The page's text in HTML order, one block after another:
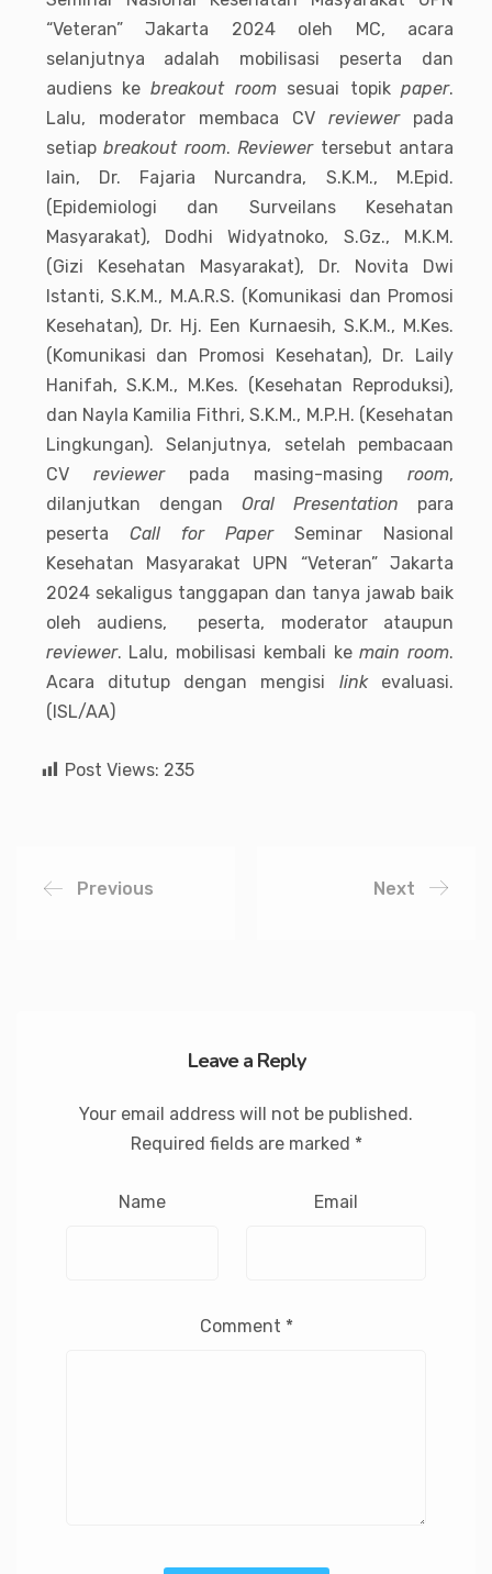
“Veteran” Jakarta 2024 oleh MC, acara
selanjutnya adalah mobilisasi peserta dan
audiens kebreakout room sesuai topik paper.
Lalu, moderator membaca CV reviewer pada
setiapbreakout room.Reviewer tersebut antara
lain, Dr. Fajaria Nurcandra, S.K.M., M.Epid.
(Epidemiologi dan Surveilans Kesehatan
Masyarakat), Dodhi Widyatnoko, S.Gz., M.K.M.
(Gizi Kesehatan Masyarakat), Dr. Novita Dwi
Istanti, S.K.M., M.A.R.S. (Komunikasi dan Promosi
Kesehatan), Dr. Hj. Een Kurnaesih, S.K.M., M.Kes.
(Komunikasi dan Promosi Kesehatan), Dr. Laily
Hanifah, S.K.M., M.Kes. (Kesehatan Reproduksi),
dan Nayla Kamilia Fithri, S.K.M., M.P.H. (Kesehatan
Lingkungan). Selanjutnya, setelah pembacaan
CV reviewer pada masing-masingroom,
dilanjutkan dengan Oral Presentation para
peserta Call for Paper Seminar Nasional
Kesehatan Masyarakat UPN “Veteran” Jakarta
2024 sekaligus tanggapan dan tanya jawab baik
oleh audiens, peserta, moderator ataupun
reviewer. Lalu, mobilisasi kembali kemain room.
Acara ditutup dengan mengisi link evaluasi.
(ISL/AA)
Post Views: 235
Previous Next
Leave a Reply
Your email address will not be published.
Required fields are marked *
Name Email
Comment *